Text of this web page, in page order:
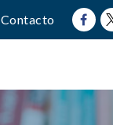
Contacto